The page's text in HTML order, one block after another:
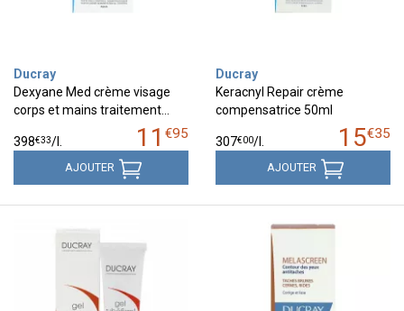
Ducray
Dexyane Med crème visage
corps et mains traitement…
11 €95
398€33/
AJOUTER
Ducray
Keracnyl Repair crème
compensatrice 50ml
15€35
307€00/
AJOUTER